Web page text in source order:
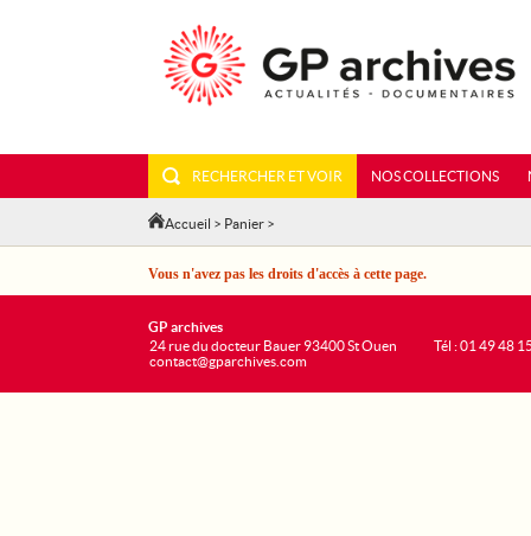
RECHERCHER ET VOIR NOS COLLECTIONS
Accueil > Panier >
Vous n'avez pas les droits d'accès à cette page.
GP archives
24 rue du docteur Bauer 93400 St Ouen
contact@gparchives.com
Tél : 01 49 48